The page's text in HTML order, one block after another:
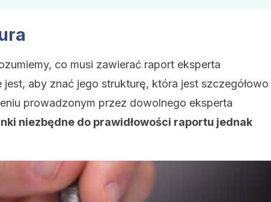
co musi zawierać raport eksperta
aby znać jego strukturę, która jest szczegółowo
prowadzonym przez dowolnego eksperta
niezbędne do prawidłowości raportu jednak